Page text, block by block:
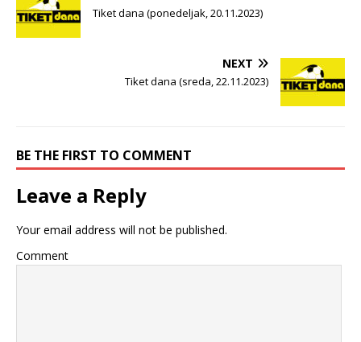
Tiket dana (ponedeljak, 20.11.2023)
NEXT
Tiket dana (sreda, 22.11.2023)
BE THE FIRST TO COMMENT
Leave a Reply
Your email address will not be published.
Comment